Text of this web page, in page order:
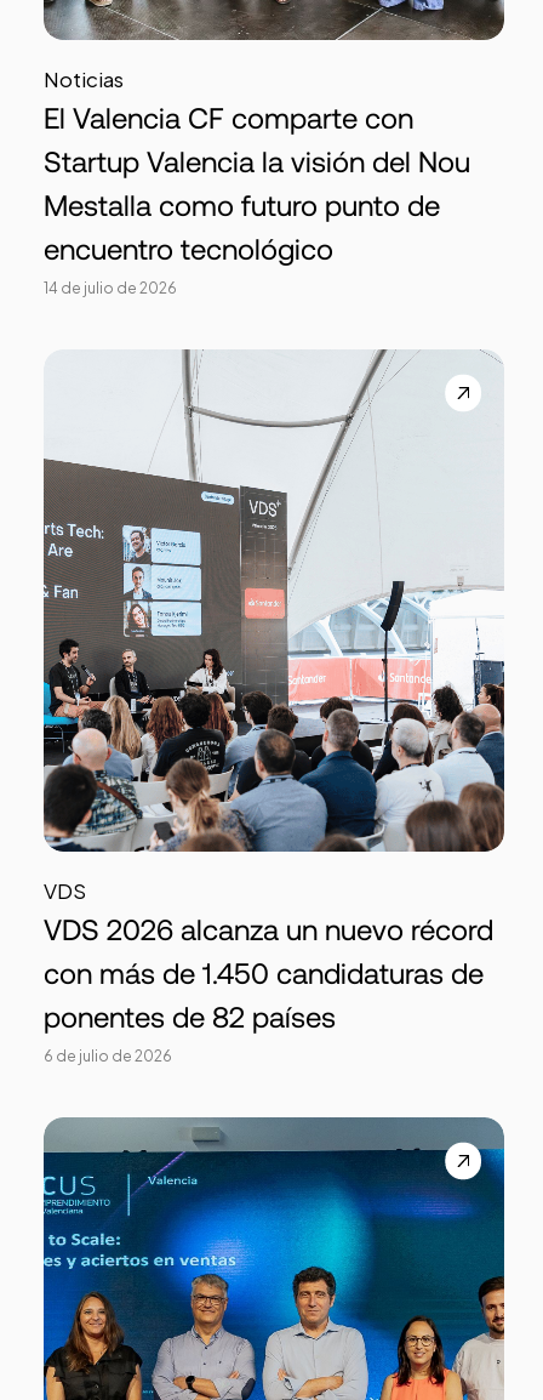
Noticias
El Valencia CF comparte con
Startup Valencia la visión del Nou
Mestalla como futuro punto de
encuentro tecnológico
14 de julio de 2026
VDS
VDS 2026 alcanza un nuevo récord
con más de 1.450 candidaturas de
ponentes de 82 países
6 de julio de 2026